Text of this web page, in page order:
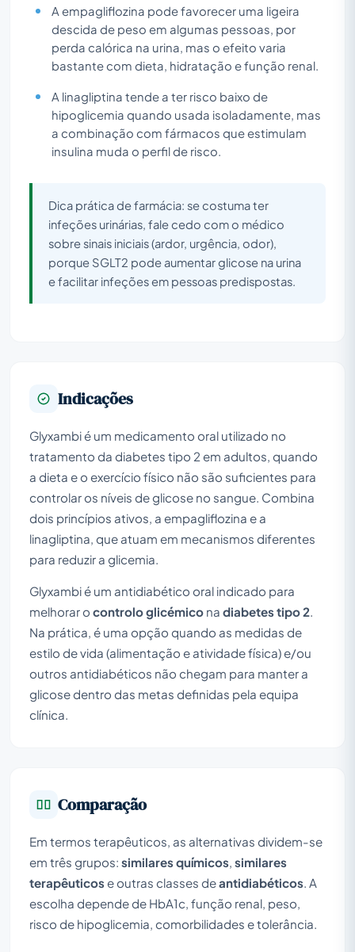
A empagliflozina pode favorecer uma ligeira
descida de peso em algumas pessoas, por
perda calórica na urina, mas o efeito varia
bastante com dieta, hidratação e função renal.
A linagliptina tende a ter risco baixo de
hipoglicemia quando usada isoladamente, mas
a combinação com fármacos que estimulam
insulina muda o perfil de risco.
Dica prática de farmácia: se costuma ter
infeções urinárias, fale cedo com o médico
sobre sinais iniciais (ardor, urgência, odor),
porque SGLT2 pode aumentar glicose na urina
e facilitar infeções em pessoas predispostas.
Indicações
Glyxambi é um medicamento oral utilizado no
tratamento da diabetes tipo 2 em adultos, quando
a dieta e o exercício físico não são suficientes para
controlar os níveis de glicose no sangue. Combina
dois princípios ativos, a empagliflozina e a
linagliptina, que atuam em mecanismos diferentes
para reduzir a glicemia.
Glyxambi é um antidiabético oral indicado para
melhorar o controlo glicémico na diabetes tipo 2
Na prática, é uma opção quando as medidas de
estilo de vida (alimentação e atividade física) e/ou
outros antidiabéticos não chegam para manter a
glicose dentro das metas definidas pela equipa
clínica.
Comparação
Em termos terapêuticos, as alternativas dividem-se
em três grupos: similares químicos similares
terapêuticose outras classes deantidiabéticos . A
escolha depende de HbA1c, função renal, peso,
risco de hipoglicemia, comorbilidades e tolerância.